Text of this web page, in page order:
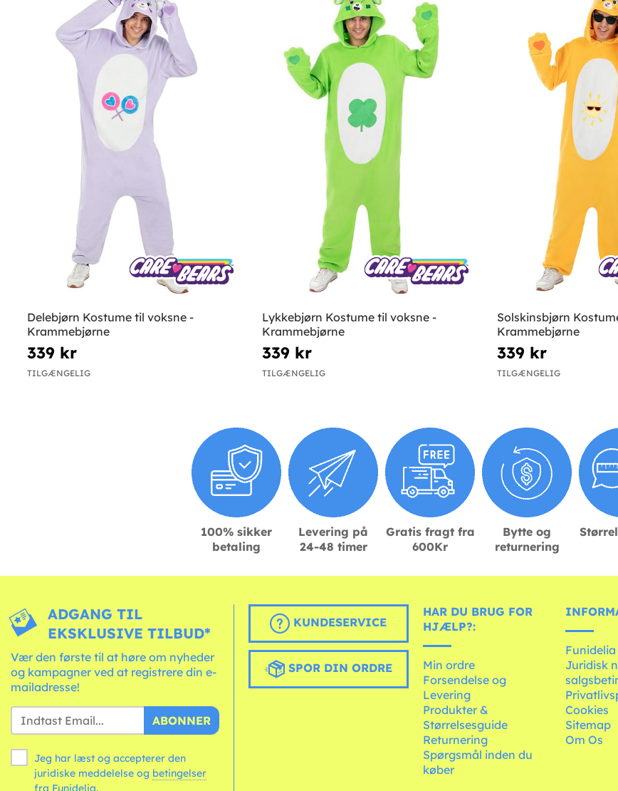
Delebjørn Kostume til voksne -
Krammebjørne
339 kr
TILGÆNGELIG
Lykkebjørn Kostume til voksne -
Krammebjørne
339 kr
TILGÆNGELIG
Solskinsbjørn
Krammebjørne
339 kr
TILGÆNGELIG
100% sikker
betaling
Levering på
24-48 timer
Gratis fragt fra
600Kr
Bytte og
returnering
ADGANG TIL
EKSKLUSIVE TILBUD*
Vær den første til at høre om nyheder
og kampagner ved at registrere din e-
mailadresse!
ABONNER
Jeg har læst og accepterer den
juridiske meddelelse og betingelser
fra Funidelia.
KUNDESERVICE
SPOR DIN ORDRE
HAR DU BRUG FOR
HJÆLP?:
Min ordre
Forsendelse og
Levering
Produkter &
Størrelsesguide
Returnering
Spørgsmål inden du
køber
Funidelia
Juridisk
Cookies
Sitemap
Om Os